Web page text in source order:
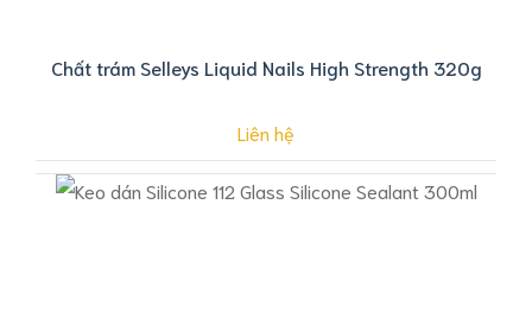
Chất trám Selleys Liquid Nails High Strength 320g
Liên hệ